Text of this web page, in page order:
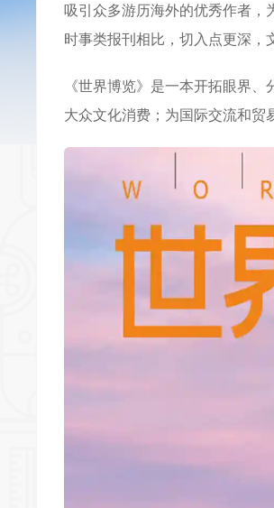
吸引众多游历海外的优秀作者，
时事类报刊相比，切入点更深，
《世界博览》是一本开拓眼界
大众文化消费；为国际交流和贸